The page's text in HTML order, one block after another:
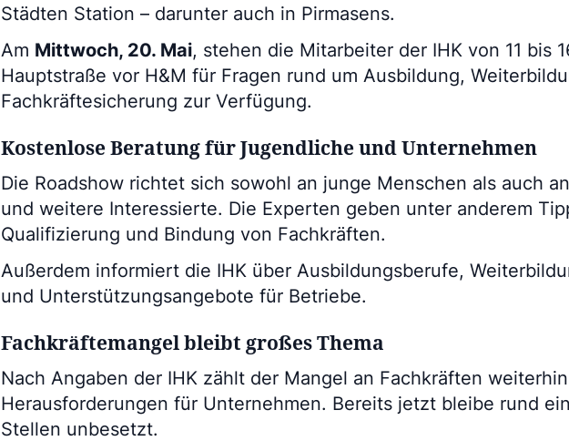
Städten Station – darunter auch in Pirmasens.
Am Mittwoch, 20. Mai, stehen die Mitarbeiter der IHK von 11 bis
Hauptstraße vor H&M für Fragen rund um Ausbildung,
Fachkräftesicherung zur Verfügung.
Kostenlose Beratung für Jugendliche und Unternehmen
Die Roadshow richtet sich sowohl an junge Menschen als auch
und weitere Interessierte. Die Experten geben unter anderem
Qualifizierung und Bindung von Fachkräften.
Außerdem informiert die IHK über Ausbildungsberufe,
und Unterstützungsangebote für Betriebe.
Fachkräftemangel bleibt großes Thema
Nach Angaben der IHK zählt der Mangel an Fachkräften
Herausforderungen für Unternehmen. Bereits jetzt bleibe rund
Stellen unbesetzt.